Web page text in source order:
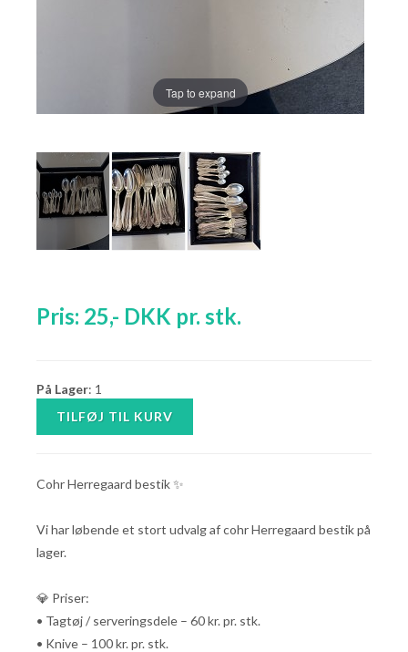
Tap to expand
Pris: 25,- DKK pr. stk.
På Lager: 1
Cohr Herregaard bestik ✨
Vi har løbende et stort udvalg af cohr Herregaard bestik på
lager.
💎 Priser:
• Tagtøj / serveringsdele – 60 kr. pr. stk.
• Knive – 100 kr. pr. stk.